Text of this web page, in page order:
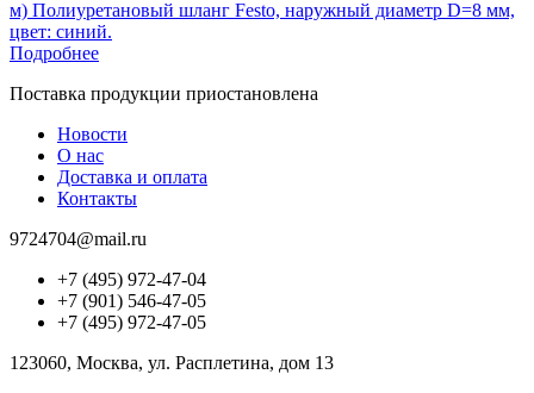
м) Полиуретановый шланг Festo, наружный диаметр D=8 мм,
цвет: синий.
Подробнее
Поставка продукции приостановлена
Новости
О нас
Доставка и оплата
Контакты
9724704@mail.ru
+7 (495) 972-47-04
+7 (901) 546-47-05
+7 (495) 972-47-05
123060, Москва, ул. Расплетина, дом 13